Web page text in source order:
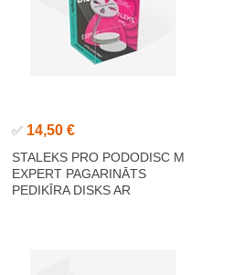
✅ 14,50 €
STALEKS PRO PODODISC M
EXPERT PAGARINĀTS
PEDIKĪRA DISKS AR